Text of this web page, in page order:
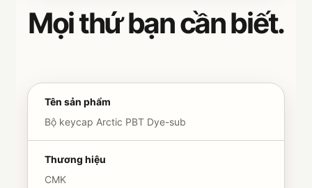
Mọi thứ bạn cần biết.
Tên sản phẩm
Bộ keycap Arctic PBT Dye-sub
Thương hiệu
CMK